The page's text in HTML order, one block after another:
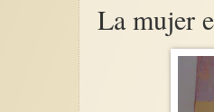
La mujer